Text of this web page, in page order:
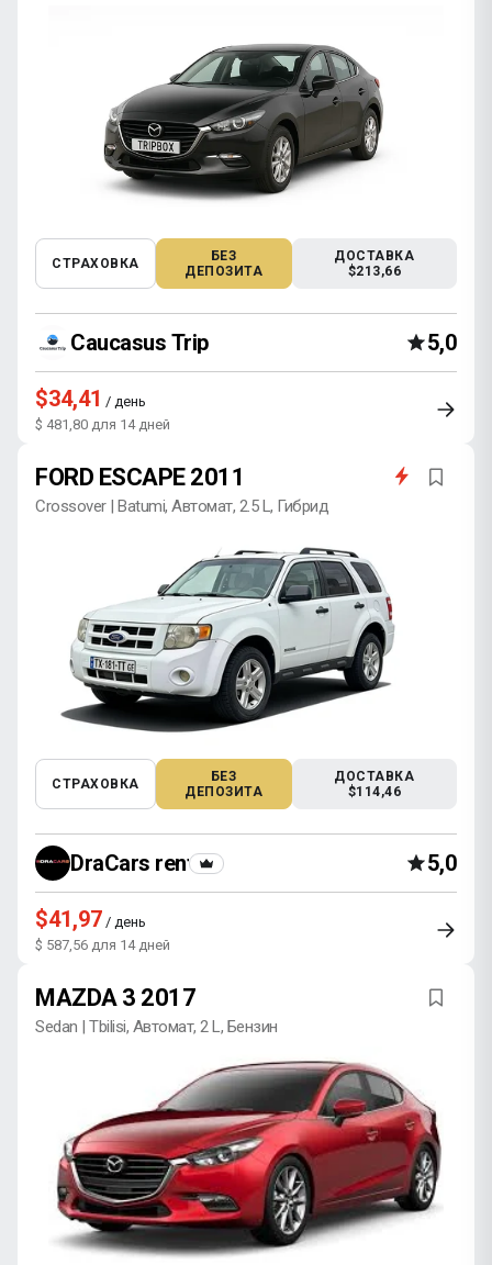
СТРАХОВКА
БЕЗ
ДЕПОЗИТА
ДОСТАВКА
$213,66
Caucasus Trip 5,0
$34,41 / день
$ 481,80 для 14 дней
FORD ESCAPE 2011
Crossover | Batumi, Автомат, 2.5 L, Гибрид
СТРАХОВКА
БЕЗ
ДЕПОЗИТА
ДОСТАВКА
$114,46
DraCars rental 5,0
$41,97 / день
$ 587,56 для 14 дней
MAZDA 3 2017
Sedan | Tbilisi, Автомат, 2 L, Бензин